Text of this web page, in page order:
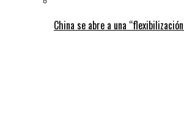
China se abre a una